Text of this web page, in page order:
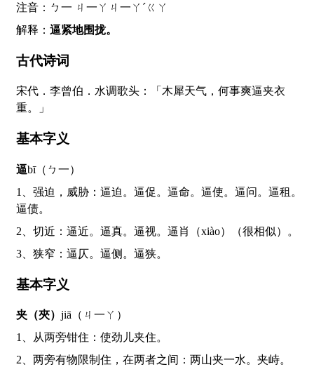
注音：ㄅ一 ㄐ一ㄚㄐ一ㄚˊㄍㄚ
解释： 逼紧地围拢。
古代诗词
宋代．李曾伯．水调歌头：「木犀天气，何事爽逼夹衣
重。」
基本字义
逼bī（ㄅ一）
1、强迫，威胁：逼迫。逼促。逼命。逼使。逼问。逼租。
逼债。
2、切近：逼近。逼真。逼视。逼肖（xiào）（很相似）。
3、狭窄：逼仄。逼侧。逼狭。
基本字义
夹（夾） jiā（ㄐ一ㄚ）
1、从两旁钳住：使劲儿夹住。
2、两旁有物限制住，在两者之间：两山夹一水。夹峙。